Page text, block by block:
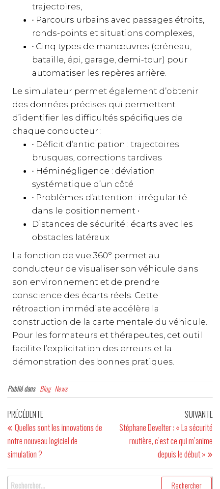
trajectoires,
• Parcours urbains avec passages étroits,
ronds-points et situations complexes,
• Cinq types de manœuvres (créneau,
bataille, épi, garage, demi-tour) pour
automatiser les repères arrière.
Le simulateur permet également d’obtenir
des données précises qui permettent
d’identifier les difficultés spécifiques de
chaque conducteur :
• Déficit d’anticipation : trajectoires
brusques, corrections tardives
• Héminégligence : déviation
systématique d’un côté
• Problèmes d’attention : irrégularité
dans le positionnement •
Distances de sécurité : écarts avec les
obstacles latéraux
La fonction de vue 360° permet au
conducteur de visualiser son véhicule dans
son environnement et de prendre
conscience des écarts réels. Cette
rétroaction immédiate accélère la
construction de la carte mentale du véhicule.
Pour les formateurs et thérapeutes, cet outil
facilite l’explicitation des erreurs et la
démonstration des bonnes pratiques.
Publié dans Blog News
PRÉCÉDENTE
Quelles sont les innovations de
notre nouveau logiciel de
simulation ?
SUIVANTE
Stéphane Develter : « La sécurité
routière, c’est ce qui m’anime
depuis le début »